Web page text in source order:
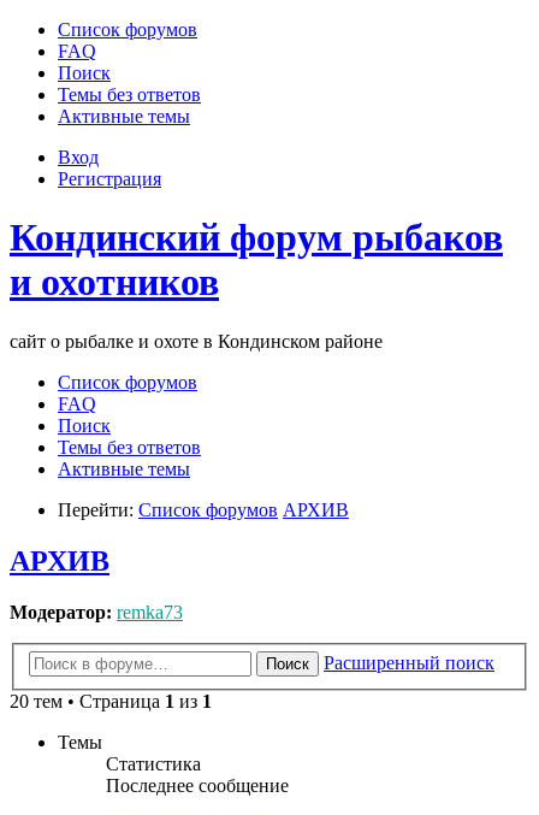
Список форумов
FAQ
Поиск
Темы без ответов
Активные темы
Вход
Регистрация
Кондинский форум рыбаков
и охотников
сайт о рыбалке и охоте в Кондинском районе
Список форумов
FAQ
Поиск
Темы без ответов
Активные темы
Перейти: Список форумов АРХИВ
АРХИВ
Модератор: remka73
Поиск
Расширенный поиск
20 тем • Страница 1 из 1
Темы
Статистика
Последнее сообщение